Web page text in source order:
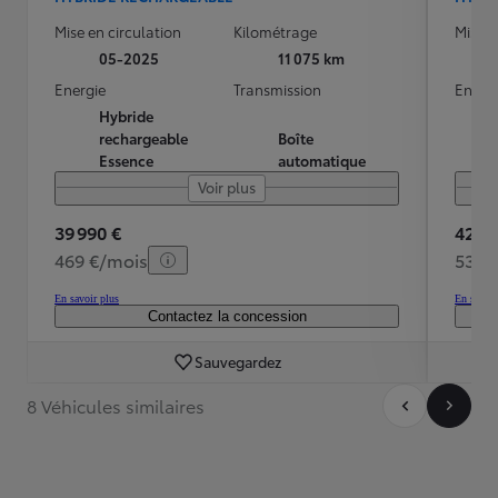
Mise en circulation
05-2025
Kilométrage
11 075 km
Energie
Hybride
rechargeable
Essence
Transmission
Boîte
automatique
Voir plus
39 990 €
469 €/mois
En savoir plus
Contactez la concession
Sauvegardez
Mise
42
539
En
8 Véhicules similaires